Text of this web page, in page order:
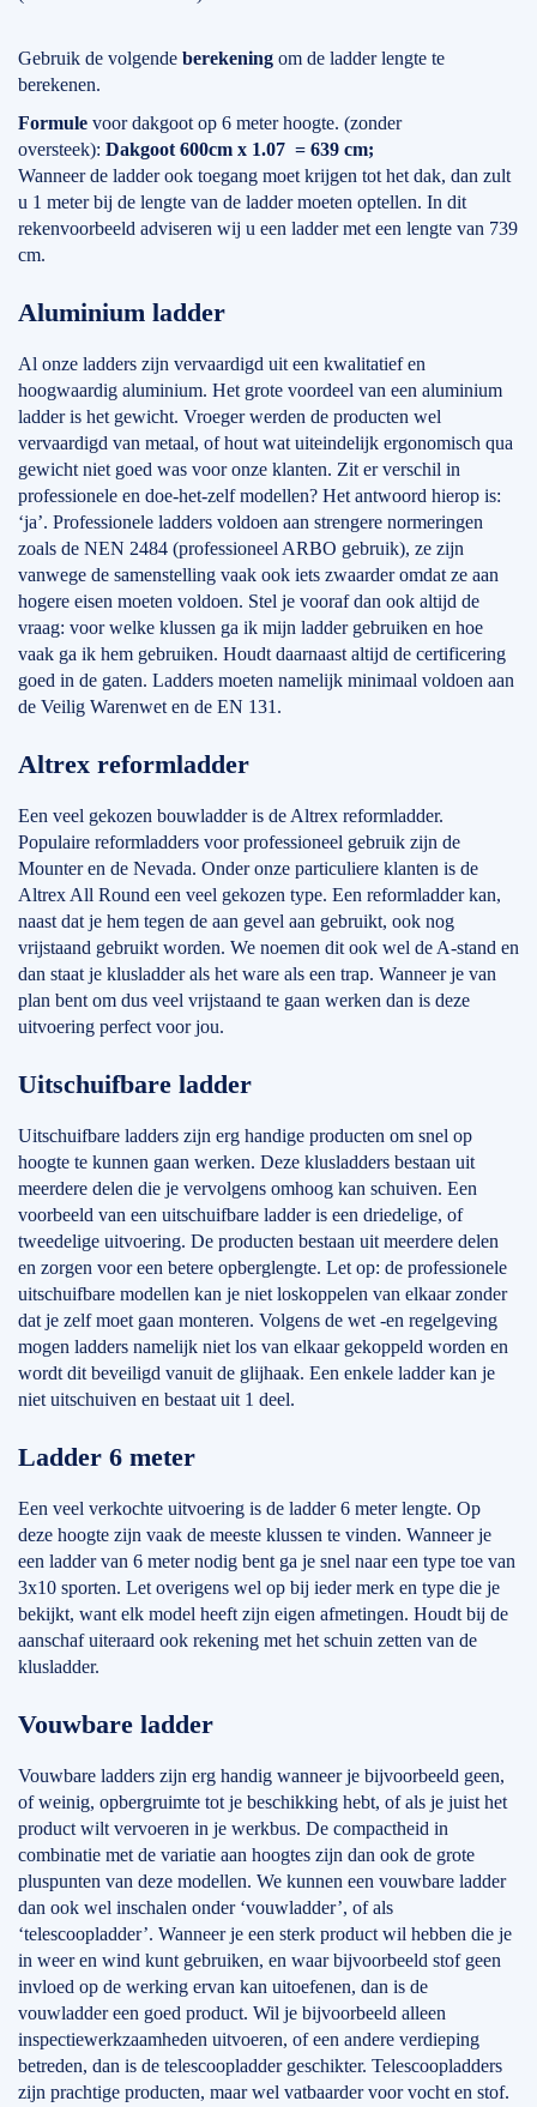
Gebruik de volgende berekening om de ladder lengte te
berekenen.
Formule voor dakgoot op 6 meter hoogte. (zonder
oversteek): Dakgoot 600cm x 1.07 = 639 cm;
Wanneer de ladder ook toegang moet krijgen tot het dak, dan zult
u 1 meter bij de lengte van de ladder moeten optellen. In dit
rekenvoorbeeld adviseren wij u een ladder met een lengte van 739
cm.
Aluminium ladder
Al onze ladders zijn vervaardigd uit een kwalitatief en
hoogwaardig aluminium. Het grote voordeel van een aluminium
ladder is het gewicht. Vroeger werden de producten wel
vervaardigd van metaal, of hout wat uiteindelijk ergonomisch qua
gewicht niet goed was voor onze klanten. Zit er verschil in
professionele en doe-het-zelf modellen? Het antwoord hierop is:
‘ja’. Professionele ladders voldoen aan strengere normeringen
zoals de NEN 2484 (professioneel ARBO gebruik), ze zijn
vanwege de samenstelling vaak ook iets zwaarder omdat ze aan
hogere eisen moeten voldoen. Stel je vooraf dan ook altijd de
vraag: voor welke klussen ga ik mijn ladder gebruiken en hoe
vaak ga ik hem gebruiken. Houdt daarnaast altijd de certificering
goed in de gaten. Ladders moeten namelijk minimaal voldoen aan
de Veilig Warenwet en de EN 131.
Altrex reformladder
Een veel gekozen bouwladder is de Altrex reformladder.
Populaire reformladders voor professioneel gebruik zijn de
Mounter en de Nevada. Onder onze particuliere klanten is de
Altrex All Round een veel gekozen type. Een reformladder kan,
naast dat je hem tegen de aan gevel aan gebruikt, ook nog
vrijstaand gebruikt worden. We noemen dit ook wel de A-stand en
dan staat je klusladder als het ware als een trap. Wanneer je van
plan bent om dus veel vrijstaand te gaan werken dan is deze
uitvoering perfect voor jou.
Uitschuifbare ladder
Uitschuifbare ladders zijn erg handige producten om snel op
hoogte te kunnen gaan werken. Deze klusladders bestaan uit
meerdere delen die je vervolgens omhoog kan schuiven. Een
voorbeeld van een uitschuifbare ladder is een driedelige, of
tweedelige uitvoering. De producten bestaan uit meerdere delen
en zorgen voor een betere opberglengte. Let op: de professionele
uitschuifbare modellen kan je niet loskoppelen van elkaar zonder
dat je zelf moet gaan monteren. Volgens de wet -en regelgeving
mogen ladders namelijk niet los van elkaar gekoppeld worden en
wordt dit beveiligd vanuit de glijhaak. Een enkele ladder kan je
niet uitschuiven en bestaat uit 1 deel.
Ladder 6 meter
Een veel verkochte uitvoering is de ladder 6 meter lengte. Op
deze hoogte zijn vaak de meeste klussen te vinden. Wanneer je
een ladder van 6 meter nodig bent ga je snel naar een type toe van
3x10 sporten. Let overigens wel op bij ieder merk en type die je
bekijkt, want elk model heeft zijn eigen afmetingen. Houdt bij de
aanschaf uiteraard ook rekening met het schuin zetten van de
klusladder.
Vouwbare ladder
Vouwbare ladders zijn erg handig wanneer je bijvoorbeeld geen,
of weinig, opbergruimte tot je beschikking hebt, of als je juist het
product wilt vervoeren in je werkbus. De compactheid in
combinatie met de variatie aan hoogtes zijn dan ook de grote
pluspunten van deze modellen. We kunnen een vouwbare ladder
dan ook wel inschalen onder ‘vouwladder’, of als
‘telescoopladder’. Wanneer je een sterk product wil hebben die je
in weer en wind kunt gebruiken, en waar bijvoorbeeld stof geen
invloed op de werking ervan kan uitoefenen, dan is de
vouwladder een goed product. Wil je bijvoorbeeld alleen
inspectiewerkzaamheden uitvoeren, of een andere verdieping
betreden, dan is de telescoopladder geschikter. Telescoopladders
zijn prachtige producten, maar wel vatbaarder voor vocht en stof.